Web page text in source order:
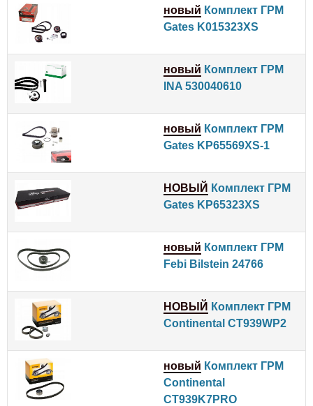
новый Комплект ГРМ
Gates K015323XS
новый Комплект ГРМ
INA 530040610
новый Комплект ГРМ
Gates KP65569XS-1
НОВЫЙ Комплект ГРМ
Gates KP65323XS
новый Комплект ГРМ
Febi Bilstein 24766
НОВЫЙ Комплект ГРМ
Continental CT939WP2
новый Комплект ГРМ
Continental
CT939K7PRO